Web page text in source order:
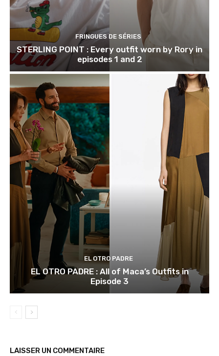
FRINGUES DE SÉRIES
STERLING POINT : Every outfit worn by Rory in
episodes 1 and 2
EL OTRO PADRE
EL OTRO PADRE : All of Maca’s Outfits in
Episode 3
LAISSER UN COMMENTAIRE